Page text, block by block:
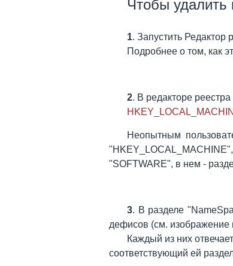
Чтобы удалить
1. Запустить Редактор
Подробнее о том, как
2. В редакторе реестра
Неопытным
"SOFTWARE", в нем -
3. В разделе
дефисов (см. изображение
Каждый из них
соответствующий ей